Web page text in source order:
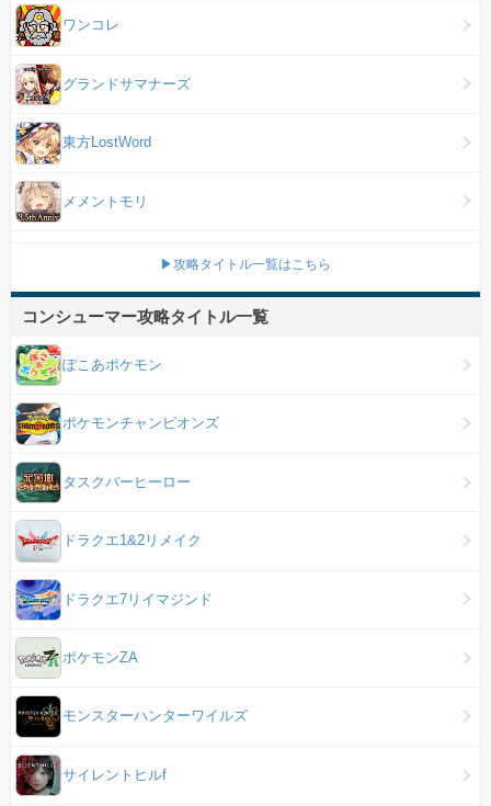
ワンコレ
グランドサマナーズ
東方LostWord
メメントモリ
▶攻略タイトル一覧はこちら
コンシューマー攻略タイトル一覧
ぽこあポケモン
ポケモンチャンピオンズ
タスクバーヒーロー
ドラクエ1&2リメイク
ドラクエ7リイマジンド
ポケモンZA
モンスターハンターワイルズ
サイレントヒルf